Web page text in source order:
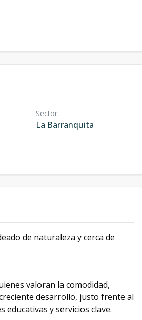
Sector:
La Barranquita
de naturaleza y cerca de
valoran la comodidad,
desarrollo, justo frente al
educativas y servicios clave.